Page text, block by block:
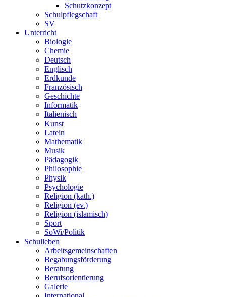
Schutzkonzept
Schulpflegschaft
SV
Unterricht
Biologie
Chemie
Deutsch
Englisch
Erdkunde
Französisch
Geschichte
Informatik
Italienisch
Kunst
Latein
Mathematik
Musik
Pädagogik
Philosophie
Physik
Psychologie
Religion (kath.)
Religion (ev.)
Religion (islamisch)
Sport
SoWi/Politik
Schulleben
Arbeitsgemeinschaften
Begabungsförderung
Beratung
Berufsorientierung
Galerie